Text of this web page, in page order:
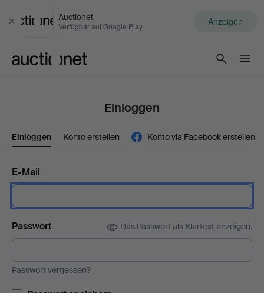
Schließen
Auctionet
Verfügbar auf Google Play Anzeigen
Einloggen
Einloggen Konto erstellen Konto via Facebook erstellen
E-Mail
Passwort Das Passwort als Klartext anzeigen.
Passwort vergessen?